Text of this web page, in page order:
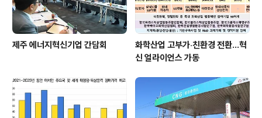
제주 에너지혁신기업 간담회
화학산업 고부가‧친환경 전환…혁
신 얼라이언스 가동